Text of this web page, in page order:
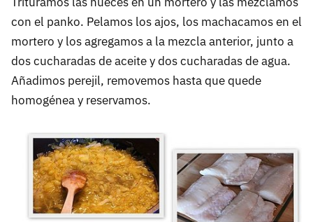
con el panko. Pelamos los ajos, los machacamos en el
mortero y los agregamos a la mezcla anterior, junto a
dos cucharadas de aceite y dos cucharadas de agua.
Añadimos perejil, removemos hasta que quede
homogénea y reservamos.